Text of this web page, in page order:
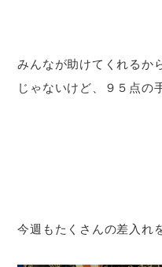
みんなが助けてくれるか
じゃないけど、９５点の
今週もたくさんの差入れ